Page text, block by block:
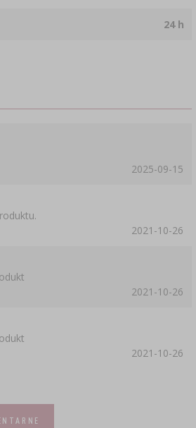
24 h
2025-09-15
2021-10-26
2021-10-26
2021-10-26